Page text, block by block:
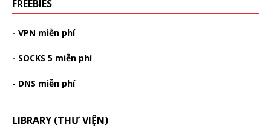
FREEBIES
- VPN miễn phí
- SOCKS 5 miễn phí
- DNS miễn phí
LIBRARY (THƯ VIỆN)